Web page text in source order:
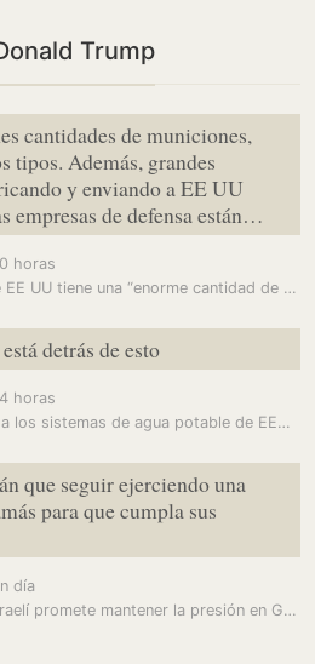
Trump
cantidades de municiones,
tipos. Además, grandes
y enviando a EE UU
empresas de defensa están…
horas
Trump insiste en que EE UU tiene una “enorme cantidad de municiones”…
detrás de esto
horas
Oleada de ‘hackeos’ a los sistemas de agua potable de EEUU: la guerra…
que seguir ejerciendo una
para que cumpla sus
día
El jefe del Ejército israelí promete mantener la presión en Gaza